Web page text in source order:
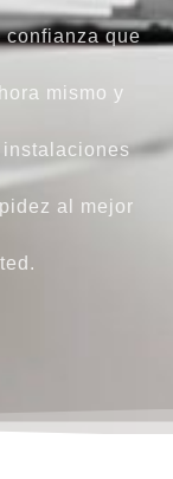
confianza que
mismo y
al mejor